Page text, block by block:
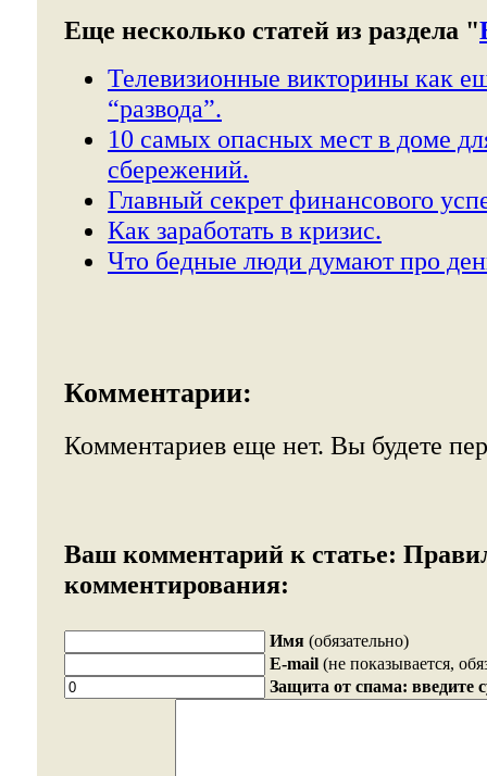
Еще несколько статей из раздела "
Телевизионные викторины как
“развода”.
10 самых опасных мест в доме
сбережений.
Главный секрет финансового
Как заработать в кризис.
Что бедные люди думают про
Комментарии:
Комментариев еще нет. Вы будете
Ваш комментарий к статье:
комментирования:
Имя (обязательно)
E-mail (не показывается,
Защита от спама: введите